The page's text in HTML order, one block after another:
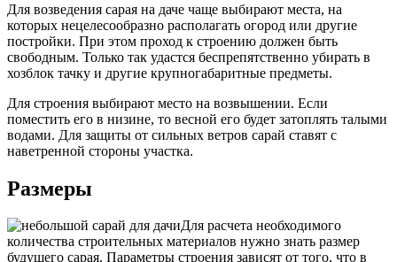
Для возведения сарая на даче чаще выбирают места, на
которых нецелесообразно располагать огород или другие
постройки. При этом проход к строению должен быть
свободным. Только так удастся беспрепятственно убирать в
хозблок тачку и другие крупногабаритные предметы.
Для строения выбирают место на возвышении. Если
поместить его в низине, то весной его будет затоплять талыми
водами. Для защиты от сильных ветров сарай ставят с
наветренной стороны участка.
Размеры
Для расчета необходимого
количества строительных материалов нужно знать размер
будущего сарая. Параметры строения зависят от того, что в